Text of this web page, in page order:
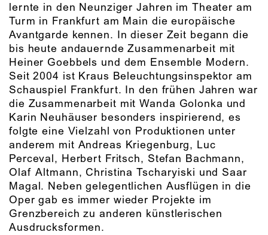
lernte in den Neunziger Jahren im Theater am
Turm in Frankfurt am Main die europäische
Avantgarde kennen. In dieser Zeit begann die
bis heute andauernde Zusammenarbeit mit
Heiner Goebbels und dem Ensemble Modern.
Seit 2004 ist Kraus Beleuchtungsinspektor am
Schauspiel Frankfurt. In den frühen Jahren war
die Zusammenarbeit mit Wanda Golonka und
Karin Neuhäuser besonders inspirierend, es
folgte eine Vielzahl von Produktionen unter
anderem mit Andreas Kriegenburg, Luc
Perceval, Herbert Fritsch, Stefan Bachmann,
Olaf Altmann, Christina Tscharyiski und Saar
Magal. Neben gelegentlichen Ausflügen in die
Oper gab es immer wieder Projekte im
Grenzbereich zu anderen künstlerischen
Ausdrucksformen.